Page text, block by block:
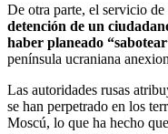
De otra parte, el servicio
detención de un
haber planeado
península ucraniana
Las autoridades rusas
se han perpetrado en los
Moscú, lo que ha hecho